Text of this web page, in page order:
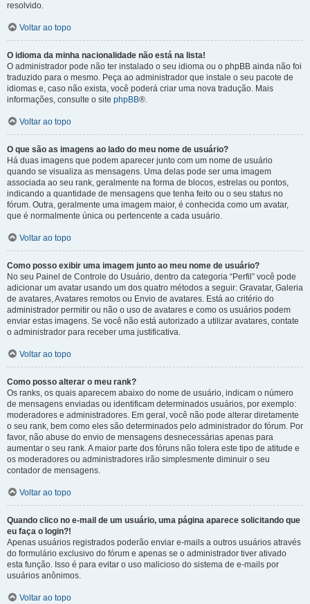
resolvido.
Voltar ao topo
O idioma da minha nacionalidade não está na lista!
O administrador pode não ter instalado o seu idioma ou o phpBB ainda não foi
traduzido para o mesmo. Peça ao administrador que instale o seu pacote de
idiomas e, caso não exista, você poderá criar uma nova tradução. Mais
informações, consulte o site phpBB®.
Voltar ao topo
O que são as imagens ao lado do meu nome de usuário?
Há duas imagens que podem aparecer junto com um nome de usuário
quando se visualiza as mensagens. Uma delas pode ser uma imagem
associada ao seu rank, geralmente na forma de blocos, estrelas ou pontos,
indicando a quantidade de mensagens que tenha feito ou o seu status no
fórum. Outra, geralmente uma imagem maior, é conhecida como um avatar,
que é normalmente única ou pertencente a cada usuário.
Voltar ao topo
Como posso exibir uma imagem junto ao meu nome de usuário?
No seu Painel de Controle do Usuário, dentro da categoria “Perfil” você pode
adicionar um avatar usando um dos quatro métodos a seguir: Gravatar, Galeria
de avatares, Avatares remotos ou Envio de avatares. Está ao critério do
administrador permitir ou não o uso de avatares e como os usuários podem
enviar estas imagens. Se você não está autorizado a utilizar avatares, contate
o administrador para receber uma justificativa.
Voltar ao topo
Como posso alterar o meu rank?
Os ranks, os quais aparecem abaixo do nome de usuário, indicam o número
de mensagens enviadas ou identificam determinados usuários, por exemplo:
moderadores e administradores. Em geral, você não pode alterar diretamente
o seu rank, bem como eles são determinados pelo administrador do fórum. Por
favor, não abuse do envio de mensagens desnecessárias apenas para
aumentar o seu rank. A maior parte dos fóruns não tolera este tipo de atitude e
os moderadores ou administradores irão simplesmente diminuir o seu
contador de mensagens.
Voltar ao topo
Quando clico no e-mail de um usuário, uma página aparece solicitando que
eu faça o login?!
Apenas usuários registrados poderão enviar e-mails a outros usuários através
do formulário exclusivo do fórum e apenas se o administrador tiver ativado
esta função. Isso é para evitar o uso malicioso do sistema de e-mails por
usuários anônimos.
Voltar ao topo